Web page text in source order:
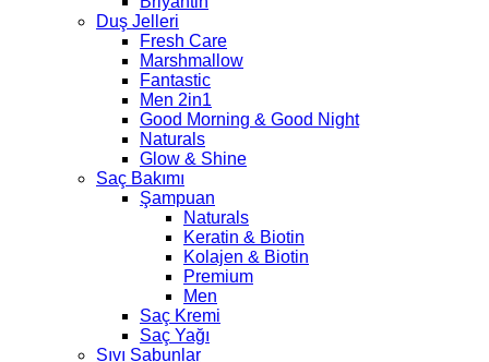
Duş Jelleri
Fresh Care
Marshmallow
Fantastic
Men 2in1
Good Morning & Good Night
Naturals
Glow & Shine
Saç Bakımı
Şampuan
Naturals
Keratin & Biotin
Kolajen & Biotin
Premium
Men
Saç Kremi
Saç Yağı
Sıvı Sabunlar